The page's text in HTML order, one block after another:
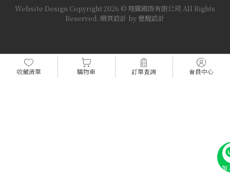
Website Design Copyright 2026 © 翔翼國際有限公司 All Rights
Reserved. 網頁設計 by覺醒設計
收藏清單 購物車 訂單查詢 會員中心